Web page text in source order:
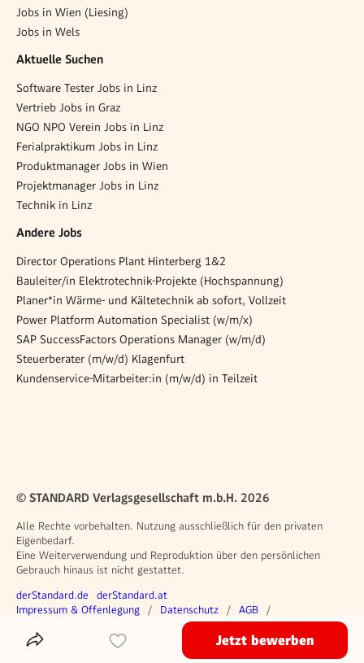
Jobs in Wien (Liesing)
Jobs in Wels
Aktuelle Suchen
Software Tester Jobs in Linz
Vertrieb Jobs in Graz
NGO NPO Verein Jobs in Linz
Ferialpraktikum Jobs in Linz
Produktmanager Jobs in Wien
Projektmanager Jobs in Linz
Technik in Linz
Andere Jobs
Director Operations Plant Hinterberg 1&2
Bauleiter/in Elektrotechnik-Projekte (Hochspannung)
Planer*in Wärme- und Kältetechnik ab sofort, Vollzeit
Power Platform Automation Specialist (w/m/x)
SAP SuccessFactors Operations Manager (w/m/d)
Steuerberater (m/w/d) Klagenfurt
Kundenservice-Mitarbeiter:in (m/w/d) in Teilzeit
Das Inserat Teilen Jetzt bewerben
© STANDARD Verlagsgesellschaft m.b.H. 2026
Alle Rechte vorbehalten. Nutzung ausschließlich für den privaten
Eigenbedarf.
Eine Weiterverwendung und Reproduktion über den persönlichen
Gebrauch hinaus ist nicht gestattet.
Weitere Angebote
derStandard.de derStandard.at
Rechtliches
Impressum & Offenlegung Datenschutz
AGB